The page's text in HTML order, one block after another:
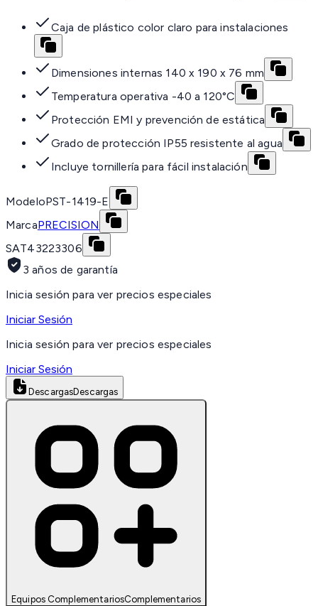
Caja de plástico color claro para instalaciones
Dimensiones internas 140 x 190 x 76 mm
Temperatura operativa -40 a 120°C
Protección EMI y prevención de estática
Grado de protección IP55 resistente al agua
Incluye tornillería para fácil instalación
ModeloPST-1419-E
MarcaPRECISION
SAT43223306
3 años de garantía
Inicia sesión para ver precios especiales
Iniciar Sesión
Inicia sesión para ver precios especiales
Iniciar Sesión
DescargasDescargas
Equipos ComplementariosComplementarios